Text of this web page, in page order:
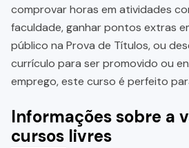
comprovar horas em atividades
faculdade, ganhar pontos extras
público na Prova de Títulos, ou
currículo para ser promovido ou
emprego, este curso é perfeito
Informações sobre a
cursos livres